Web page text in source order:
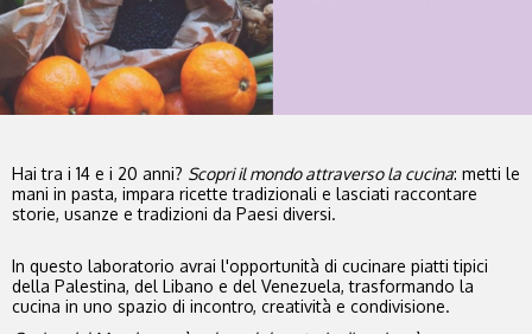
Hai tra i 14 e i 20 anni? Scopri il mondo attraverso la cucina: metti le
mani in pasta, impara ricette tradizionali e lasciati raccontare
storie, usanze e tradizioni da Paesi diversi.
In questo laboratorio avrai l'opportunità di cucinare piatti tipici
della Palestina, del Libano e del Venezuela, trasformando la
cucina in uno spazio di incontro, creatività e condivisione.